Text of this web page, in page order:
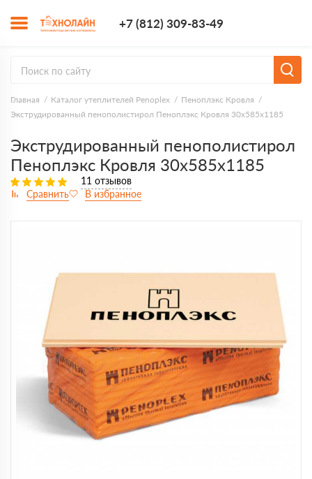
+7 (812) 309-83-49
Главная Каталог утеплителей Penoplex
Пеноплэкс Кровля
Экструдированный пенополистирол Пеноплэкс Кровля 30х585х1185
Экструдированный пенополистирол
Пеноплэкс Кровля 30х585х1185
11 отзывов